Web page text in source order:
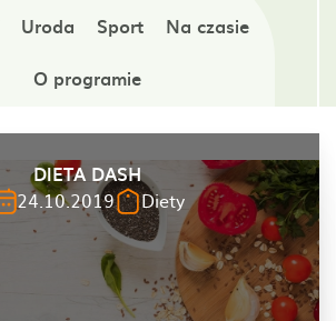
Uroda Sport
Na czasie
O programie
DIETA DASH
24.10.2019
Diety